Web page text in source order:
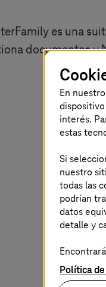
es una
documentos y
En
interés.
estas
Si
nuestro
todas las
podrían
datos
detalle y
Política